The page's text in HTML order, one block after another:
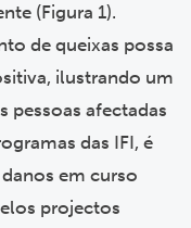
(Figura 1).
de queixas possa
ilustrando um
pessoas afectadas
das IFI, é
em curso
projectos